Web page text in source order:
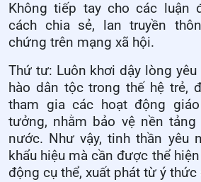
Không tiếp tay cho các luận
cách chia sẻ, lan truyền
chứng trên mạng xã hội.
Thứ tư: Luôn khơi dậy lòng
hào dân tộc trong thế hệ trẻ,
tham gia các hoạt động
tưởng, nhằm bảo vệ nền
nước. Như vậy, tinh thần yêu
khẩu hiệu mà cần được thể
động cụ thể, xuất phát từ ý